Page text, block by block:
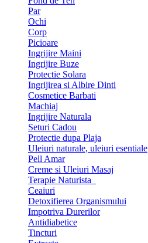
Par
Ochi
Corp
Picioare
Ingrijire Maini
Ingrijire Buze
Protectie Solara
Ingrijirea si Albire Dinti
Cosmetice Barbati
Machiaj
Ingrijire Naturala
Seturi Cadou
Protectie dupa Plaja
Uleiuri naturale, uleiuri esentiale
Pell Amar
Creme si Uleiuri Masaj
Terapie Naturista
Ceaiuri
Detoxifierea Organismului
Impotriva Durerilor
Antidiabetice
Tincturi